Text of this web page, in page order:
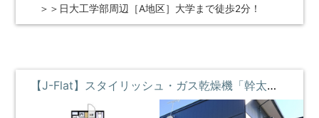
＞＞日大工学部周辺［A地区］大学まで徒歩2分！
【J-Flat】スタイリッシュ・ガス乾燥機「幹太くん」付・高速ギガWi-Fi ①階 **即入居募集中**